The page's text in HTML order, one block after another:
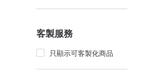
客製服務
只顯示可客製化商品